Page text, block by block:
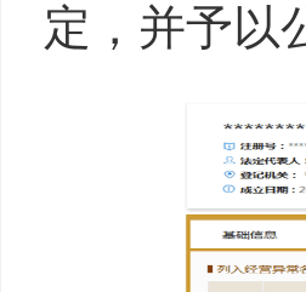
定，并予以